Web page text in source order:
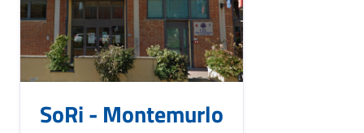
SoRi - Montemurlo